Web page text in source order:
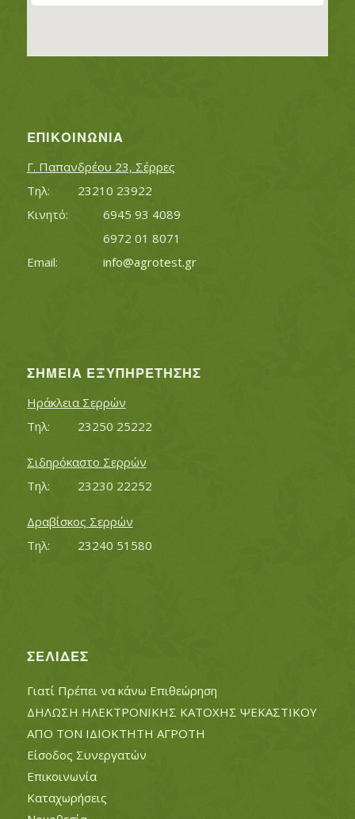
ΕΠΙΚΟΙΝΩΝΊΑ
Γ. Παπανδρέου 23, Σέρρες
Τηλ:		23210 23922
Κινητό:		6945 93 4089
			6972 01 8071
info@agrotest.gr
ΣΗΜΕΊΑ ΕΞΥΠΗΡΈΤΗΣΗΣ
Ηράκλεια Σερρών
Τηλ:		23250 25222
Σιδηρόκαστο Σερρών
Τηλ:		23230 22252
Δραβίσκος Σερρών
Τηλ:		23240 51580
ΣΕΛΊΔΕΣ
Γιατί Πρέπει να κάνω Επιθεώρηση
ΔΗΛΩΣΗ ΗΛΕΚΤΡΟΝΙΚΗΣ ΚΑΤΟΧΗΣ ΨΕΚΑΣΤΙΚΟΥ
ΑΠΟ ΤΟΝ ΙΔΙΟΚΤΗΤΗ ΑΓΡΟΤΗ
Είσοδος Συνεργατών
Επικοινωνία
Καταχωρήσεις